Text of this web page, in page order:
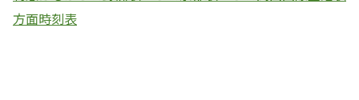
方面時刻表